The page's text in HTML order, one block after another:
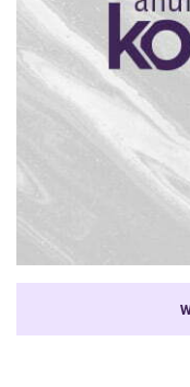
7 K-dramas
to Lovers